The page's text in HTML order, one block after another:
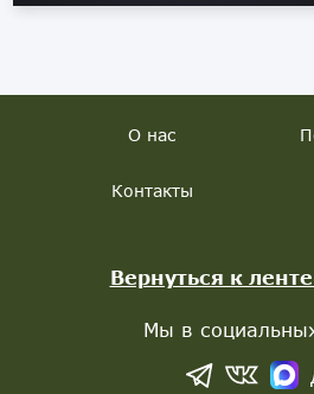
О нас
Контакты
Вернуться к
Мы в